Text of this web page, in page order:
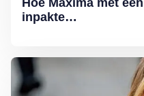
Hoe Máxima met
inpakte…
Lees meer over Ten paleize: